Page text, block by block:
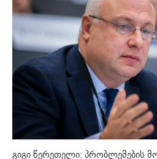
გიგი წერეთელი: პრობლემების